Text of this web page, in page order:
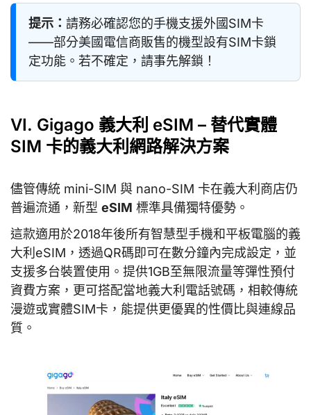
提示： 請務必確認您的手機支援外國SIM卡
——部分美國電信商販售的機型設有SIM卡鎖
定功能。若不確定，請事先解鎖！
VI. Gigago 義大利 eSIM – 替代實體
SIM 卡的義大利網路解決方案
儘管傳統 mini-SIM 與 nano-SIM 卡在義大利商店仍
普遍流通，新型 eSIM 標準具備獨特優勢。
這款適用於2018年後所有智慧型手機和平板電腦的義
大利eSIM，透過QR碼即可在數分鐘內完成設定，並
支援多台裝置使用。提供1GB至無限流量等彈性預付
資費方案，更可搭配當地義大利電話號碼，相較傳統
漫遊或實體SIM卡，能提供更優異的性價比與連線品
質。